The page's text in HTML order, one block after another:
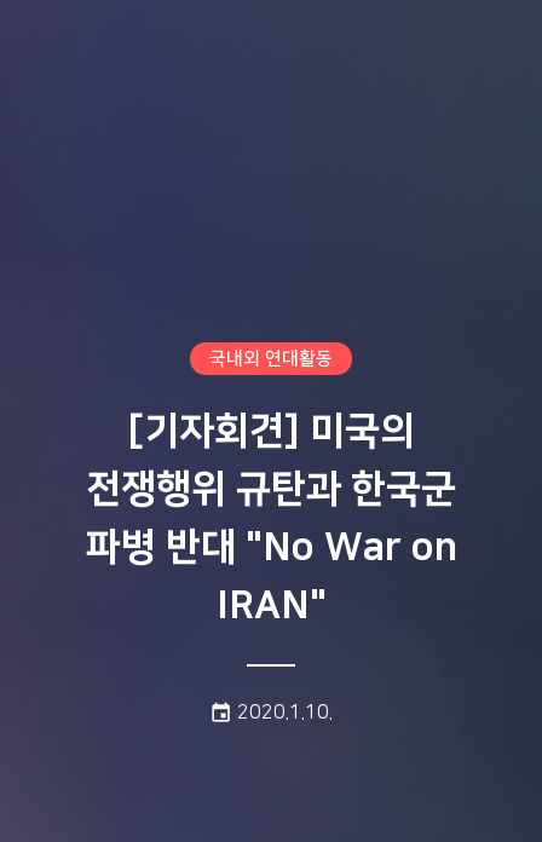
국내외 연대활동
[기자회견] 미국의
전쟁행위 규탄과 한국군
파병 반대 "No War on
IRAN"
event 게시일:
2020.1.10.